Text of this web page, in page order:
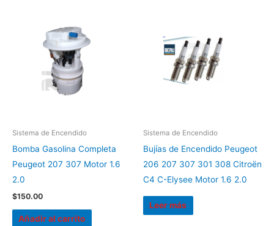
Sistema de Encendido
Bomba Gasolina Completa
Peugeot 207 307 Motor 1.6
2.0
$150.00
Añadir al carrito
Sistema de Encendido
Bujías de Encendido Peugeot
206 207 307 301 308 Citroën
C4 C-Elysee Motor 1.6 2.0
Leer más